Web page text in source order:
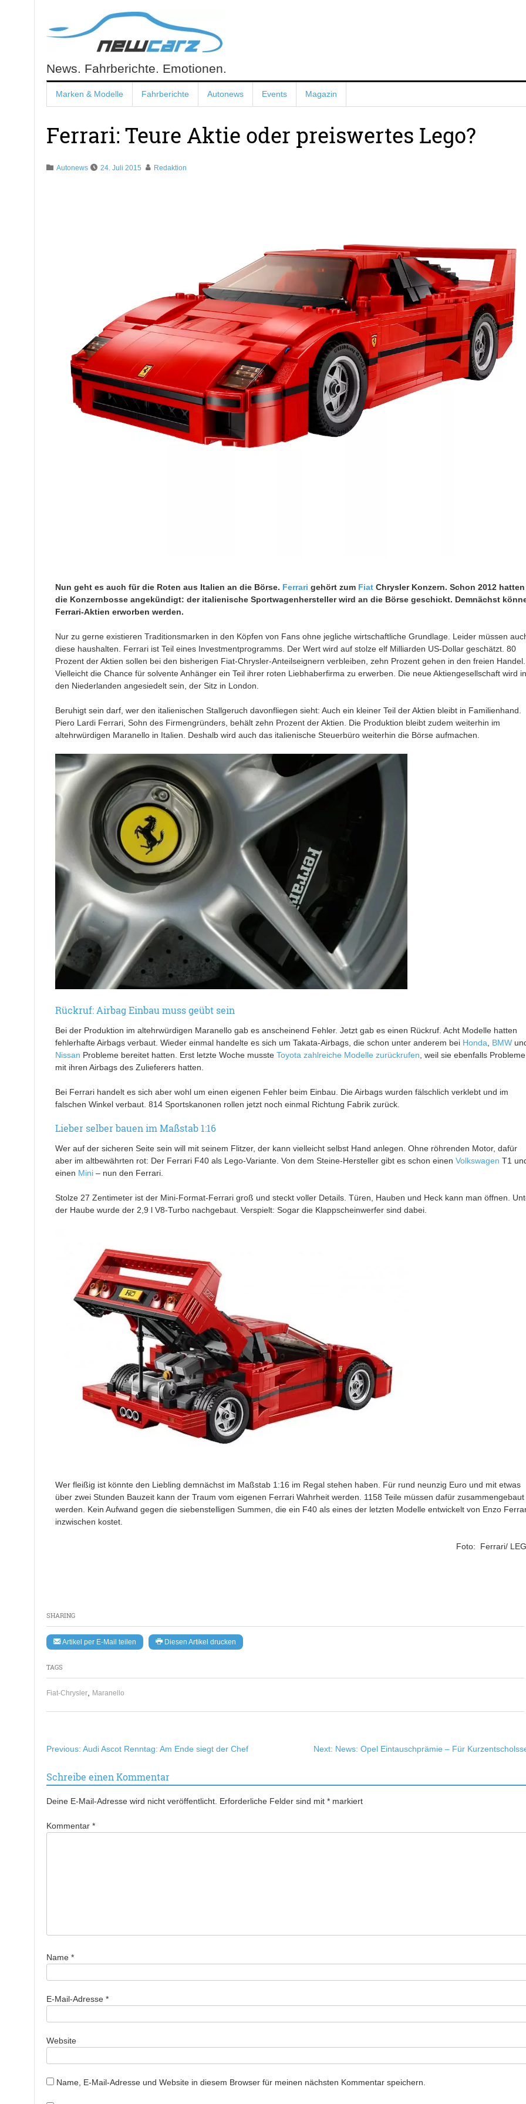
content
NewCarz.de
News. Fahrberichte. Emotionen.
Marken & Modelle Fahrberichte Autonews Events Magazin
Ferrari: Teure Aktie oder preiswertes Lego?
Autonews 24. Juli 2015 Redaktion
SHARING
Artikel per E-Mail teilen Diesen Artikel drucken
TAGS
Fiat-Chrysler, Maranello
Nun geht es auch für die Roten aus Italien an die Börse. Ferrari gehört zum FiatChrysler Konzern. Schon 2012 hatten
die Konzernbosse angekündigt: der italienische Sportwagenhersteller wird an die Börse geschickt. Demnächst
Ferrari-Aktien erworben werden.
Nur zu gerne existieren Traditionsmarken in den Köpfen von Fans ohne jegliche wirtschaftliche Grundlage. Leider müssen
diese haushalten. Ferrari ist Teil eines Investmentprogramms. Der Wert wird auf stolze elf Milliarden US-Dollar geschätzt. 80
Prozent der Aktien sollen bei den bisherigen Fiat-Chrysler-Anteilseignern verbleiben, zehn Prozent gehen in den freien Handel.
Vielleicht die Chance für solvente Anhänger ein Teil ihrer roten Liebhaberfirma zu erwerben. Die neue Aktiengesellschaft wird in
den Niederlanden angesiedelt sein, der Sitz in London.
Beruhigt sein darf, wer den italienischen Stallgeruch davonfliegen sieht: Auch ein kleiner Teil der Aktien bleibt in Familienhand.
Piero Lardi Ferrari, Sohn des Firmengründers, behält zehn Prozent der Aktien. Die Produktion bleibt zudem weiterhin im
altehrwürdigen Maranello in Italien. Deshalb wird auch das italienische Steuerbüro weiterhin die Börse aufmachen.
Rückruf: Airbag Einbau muss geübt sein
Bei der Produktion im altehrwürdigen Maranello gab es anscheinend Fehler. Jetzt gab es einen Rückruf. Acht Modelle hatten
fehlerhafte Airbags verbaut. Wieder einmal handelte es sich um Takata-Airbags, die schon unter anderem bei Honda, BMW
Nissan Probleme bereitet hatten. Erst letzte Woche musste Toyota zahlreiche Modelle zurückrufen, weil sie ebenfalls Probleme
mit ihren Airbags des Zulieferers hatten.
Bei Ferrari handelt es sich aber wohl um einen eigenen Fehler beim Einbau. Die Airbags wurden fälschlich verklebt und im
falschen Winkel verbaut. 814 Sportskanonen rollen jetzt noch einmal Richtung Fabrik zurück.
Lieber selber bauen im Maßstab 1:16
Wer auf der sicheren Seite sein will mit seinem Flitzer, der kann vielleicht selbst Hand anlegen. Ohne röhrenden Motor, dafür
aber im altbewährten rot: Der Ferrari F40 als Lego-Variante. Von dem Steine-Hersteller gibt es schon einen Volkswagen T1
einen Mini– nun den Ferrari.
Stolze 27 Zentimeter ist der Mini-Format-Ferrari groß und steckt voller Details. Türen, Hauben und Heck kann man öffnen.
der Haube wurde der 2,9 l V8-Turbo nachgebaut. Verspielt: Sogar die Klappscheinwerfer sind dabei.
Wer fleißig ist könnte den Liebling demnächst im Maßstab 1:16 im Regal stehen haben. Für rund neunzig Euro und mit etwas
über zwei Stunden Bauzeit kann der Traum vom eigenen Ferrari Wahrheit werden. 1158 Teile müssen dafür zusammengebaut
werden. Kein Aufwand gegen die siebenstelligen Summen, die ein F40 als eines der letzten Modelle entwickelt von Enzo
inzwischen kostet.
Foto: Ferrari/
Beitragsnavigation
Previous: Audi Ascot Renntag: Am Ende siegt der Chef Next: News: Opel Eintauschprämie – Für
Schreibe einen Kommentar
Deine E-Mail-Adresse wird nicht veröffentlicht. Erforderliche Felder sind mit *markiert
Kommentar *
Name *
E-Mail-Adresse *
Website
Name, E-Mail-Adresse und Website in diesem Browser für meinen nächsten Kommentar speichern.